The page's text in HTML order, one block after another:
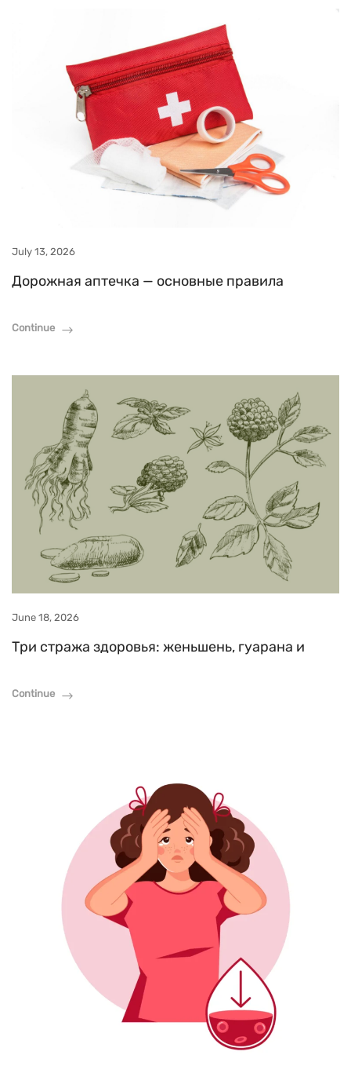
July 13, 2026
Дорожная аптечка — основные правила
Continue
June 18, 2026
Три стража здоровья: женьшень, гуарана и
Continue